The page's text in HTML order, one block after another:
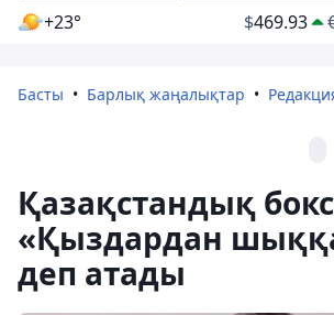
+23° $469.93
Басты Барлық жаңалықтар
Қазақстандық
«Қыздардан
деп атады